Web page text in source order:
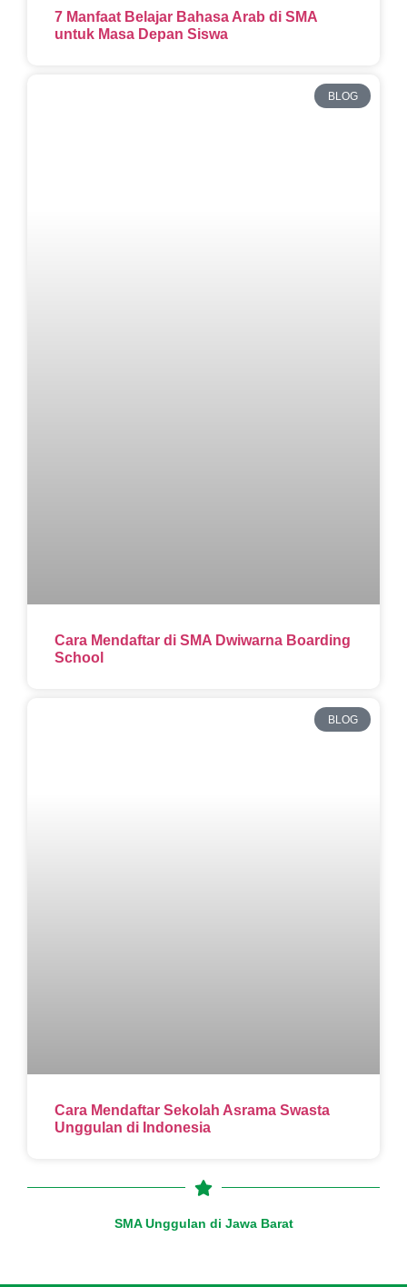
7 Manfaat Belajar Bahasa Arab di SMA
untuk Masa Depan Siswa
BLOG
Cara Mendaftar di SMA Dwiwarna Boarding
School
BLOG
Cara Mendaftar Sekolah Asrama Swasta
Unggulan di Indonesia
SMA Unggulan di Jawa Barat